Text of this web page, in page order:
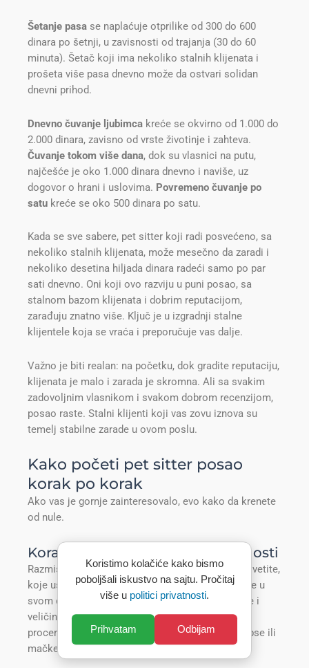
Šetanje pasa se naplaćuje otprilike od 300 do 600
dinara po šetnji, u zavisnosti od trajanja (30 do 60
minuta). Šetač koji ima nekoliko stalnih klijenata i
prošeta više pasa dnevno može da ostvari solidan
dnevni prihod.
Dnevno čuvanje ljubimca kreće se okvirno od 1.000 do
2.000 dinara, zavisno od vrste životinje i zahteva.
Čuvanje tokom više dana, dok su vlasnici na putu,
najčešće je oko 1.000 dinara dnevno i naviše, uz
dogovor o hrani i uslovima. Povremeno čuvanje po
satu kreće se oko 500 dinara po satu.
Kada se sve sabere, pet sitter koji radi posvećeno, sa
nekoliko stalnih klijenata, može mesečno da zaradi i
nekoliko desetina hiljada dinara radeći samo po par
sati dnevno. Oni koji ovo razviju u puni posao, sa
stalnom bazom klijenata i dobrim reputacijom,
zarađuju znatno više. Ključ je u izgradnji stalne
klijentele koja se vraća i preporučuje vas dalje.
Važno je biti realan: na početku, dok gradite reputaciju,
klijenata je malo i zarada je skromna. Ali sa svakim
zadovoljnim vlasnikom i svakom dobrom recenzijom,
posao raste. Stalni klijenti koji vas zovu iznova su
temelj stabilne zarade u ovom poslu.
Kako početi pet sitter posao
korak po korak
Ako vas je gornje zainteresovalo, evo kako da krenete
od nule.
Korak 1: Procenite svoje mogućnosti
Razmislite koliko vremena realno možete da posvetite,
koje usluge želite da nudite (samo šetnju, čuvanje u
svom domu, dolazak kod vlasnika) i za koje vrste i
veličine životinja se osećate spremno. Iskreno
procenite svoje iskustvo — ako ste odrastali uz pse ili
mačke, već imate dragocenu osnovu.
Koristimo kolačiće kako bismo
poboljšali iskustvo na sajtu. Pročitaj
više u politici privatnosti.
Prihvatam Odbijam